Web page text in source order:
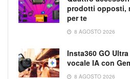
prodotti opposti,
per te
8 AGOSTO 2026
Insta360 GO
vocale IA con
8 AGOSTO 2026